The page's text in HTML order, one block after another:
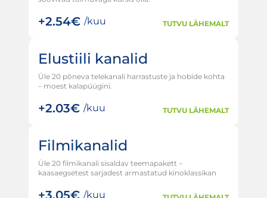
+2.54€ /kuu TUTVU LÄHEMALT
Elustiili kanalid
Üle 20 põneva telekanali harrastuste ja hobide kohta
– moest kalapüügini.
+2.03€ /kuu TUTVU LÄHEMALT
Filmikanalid
Üle 20 filmikanali sisaldav teemapakett –
kaasaegsetest sarjadest armastatud kinoklassikan
+3.05€ /kuu